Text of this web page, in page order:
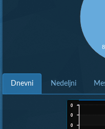
Dnevni Nedeljni